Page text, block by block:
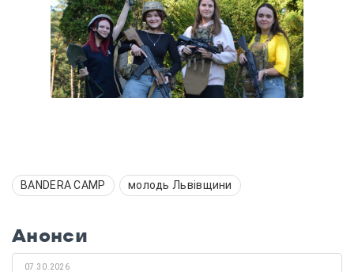
BANDERA CAMP молодь Львівщини
Анонси
07.30.2026